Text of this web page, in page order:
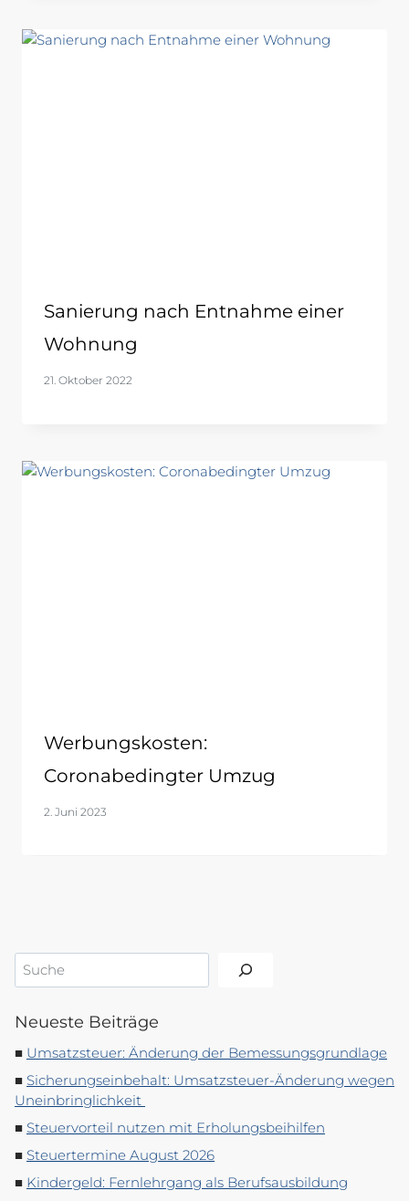
Sanierung nach Entnahme einer
Wohnung
21. Oktober 2022
Werbungskosten:
Coronabedingter Umzug
2. Juni 2023
Suchen
Neueste Beiträge
Umsatzsteuer: Änderung der Bemessungsgrundlage
Sicherungseinbehalt: Umsatzsteuer-Änderung wegen
Uneinbringlichkeit
Steuervorteil nutzen mit Erholungsbeihilfen
Steuertermine August 2026
Kindergeld: Fernlehrgang als Berufsausbildung